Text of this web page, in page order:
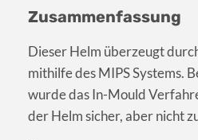
Zusammenfassung
Dieser Helm überzeugt
mithilfe des MIPS Systems.
wurde das In-Mould
der Helm sicher, aber nicht